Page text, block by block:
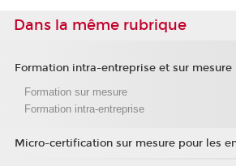
Dans la même rubrique
Formation intra-entreprise et sur mesure
Formation sur mesure
Formation intra-entreprise
Micro-certification sur mesure pour les